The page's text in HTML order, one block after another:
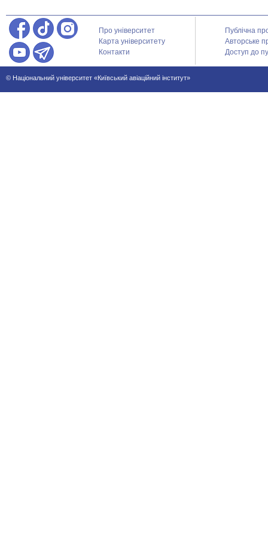
Про університет
Карта університету
Контакти
Публічна
Авторське
Доступ до
© Національний університет «Київський авіаційний інститут»